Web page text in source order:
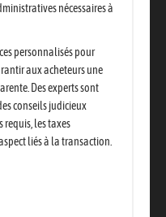
nécessaires à
personnalisés pour
aux acheteurs une
Des experts sont
conseils judicieux
requis, les taxes
liés à la transaction.